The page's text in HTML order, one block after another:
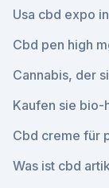
Usa cbd expo
Cbd pen high
Cannabis, der
Kaufen sie bio-
Cbd creme für
Was ist cbd